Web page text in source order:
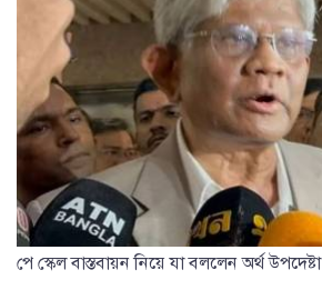
পে স্কেল বাস্তবায়ন নিয়ে যা বললেন অর্থ উপদেষ্টা